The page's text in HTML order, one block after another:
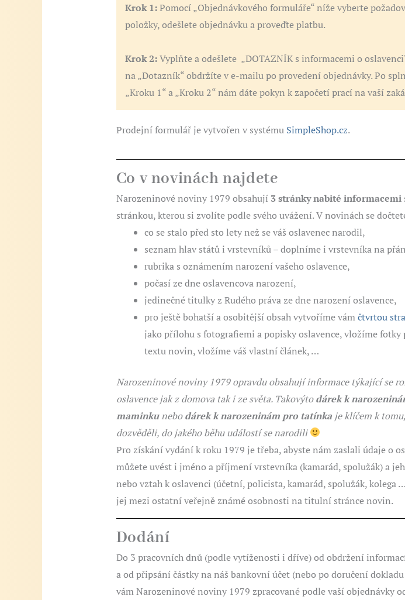
Krok 1:Pomocí „Objednávkového formuláře“ níže vyberte
položky, odešlete objednávku a proveďte platbu.
Krok 2:Vyplňte a odešlete „DOTAZNÍK s informacemi o
na „Dotazník“ obdržíte v e-mailu po provedení objednávky. Po
„Kroku 1“ a „Kroku 2“ nám dáte pokyn k započetí prací na vaší
Prodejní formulář je vytvořen v systému SimpleShop.cz.
Co v novinách najdete
Narozeninové noviny 1979 obsahují 3 stránky nabité informacemi
stránkou, kterou si zvolíte podle svého uvážení. V novinách se
co se stalo před sto lety než se váš oslavenec narodil,
seznam hlav států i vrstevníků – doplníme i vrstevníka na
rubrika s oznámením narození vašeho oslavence,
počasí ze dne oslavencova narození,
jedinečné titulky z Rudého práva ze dne narození oslavence,
pro ještě bohatší a osobitější obsah vytvoříme vámčtvrtou
jako přílohu s fotografiemi a popisky oslavence, vložíme fotky
textu novin, vložíme váš vlastní článek, …
Narozeninové noviny 1979 opravdu obsahují informace týkající se
oslavence jak z domova tak i ze světa. Takovýtodárek k
maminkunebodárek k narozeninám pro tatínkaje klíčem k
dozvěděli, do jakého běhu událostí se narodili
Pro získání vydání k roku 1979 je třeba, abyste nám zaslali údaje o
můžete uvést i jméno a příjmení vrstevníka (kamarád, spolužák) a
nebo vztah k oslavenci (účetní, policista, kamarád, spolužák, kolega
jej mezi ostatní veřejně známé osobnosti na titulní stránce novin.
Dodání
Do 3 pracovních dnů (podle vytíženosti i dříve) od obdržení
a od připsání částky na náš bankovní účet (nebo po doručení
vám Narozeninové noviny 1979 zpracované podle vaší objednávky